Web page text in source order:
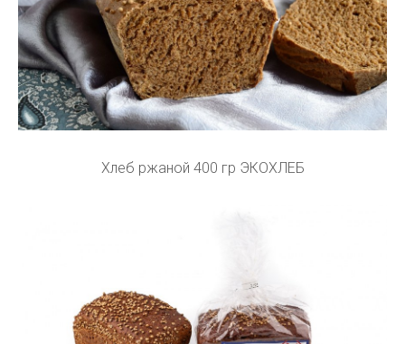
Хлеб ржаной 400 гр ЭКОХЛЕБ